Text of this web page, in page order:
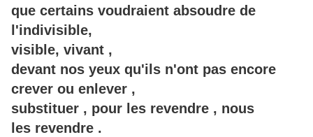
que certains voudraient absoudre de
l'indivisible,
visible, vivant ,
devant nos yeux qu'ils n'ont pas encore
crever ou enlever ,
substituer , pour les revendre , nous
les revendre .